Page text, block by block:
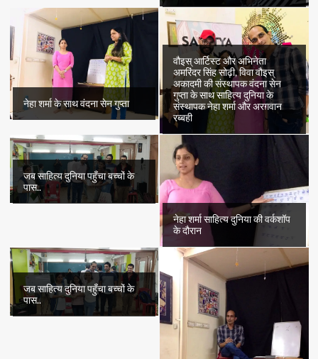
नेहा शर्मा के साथ वंदना सेन गुप्ता
वौइस् आर्टिस्ट और अभिनेता
अमरिंदर सिंह सोढ़ी, विवा वौइस्
अकादमी की संस्थापक वंदना सेन
गुप्ता के साथ साहित्य दुनिया के
संस्थापक नेहा शर्मा और अरग़वान
रब्बही
जब साहित्य दुनिया पहुँचा बच्चों के
पास..
नेहा शर्मा साहित्य दुनिया की वर्कशॉप
के दौरान
जब साहित्य दुनिया पहुँचा बच्चों के
पास..